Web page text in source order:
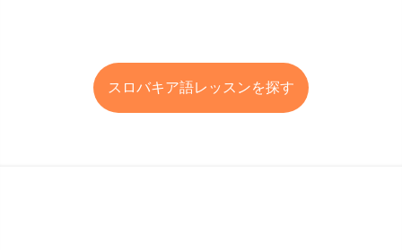
スロバキア語レッスンを探す